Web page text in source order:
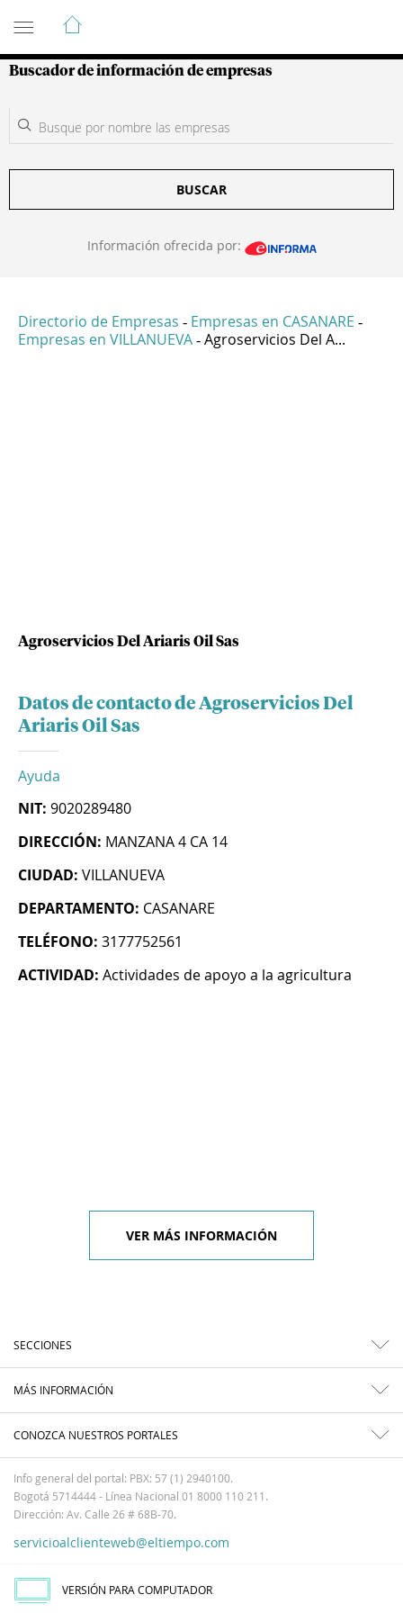
Guía de Empresas Colombianas
Buscador de información de empresas
BUSCAR
Información ofrecida por:
Directorio de Empresas - Empresas en CASANARE -
Empresas en VILLANUEVA - Agroservicios Del A...
Agroservicios Del Ariaris Oil Sas
Datos de contacto de Agroservicios Del
Ariaris Oil Sas
Ayuda
NIT: 9020289480
DIRECCIÓN: MANZANA 4 CA 14
CIUDAD: VILLANUEVA
DEPARTAMENTO: CASANARE
TELÉFONO: 3177752561
ACTIVIDAD: Actividades de apoyo a la agricultura
VER MÁS INFORMACIÓN
SECCIONES
MÁS INFORMACIÓN
CONOZCA NUESTROS PORTALES
Info general del portal: PBX: 57 (1) 2940100.
Bogotá 5714444 - Línea Nacional 01 8000 110 211.
Dirección: Av. Calle 26 # 68B-70.
servicioalclienteweb@eltiempo.com
VERSIÓN PARA COMPUTADOR